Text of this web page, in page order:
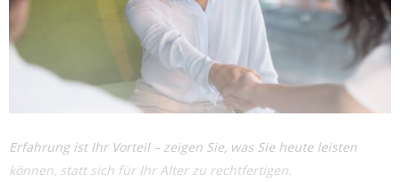
Erfahrung ist Ihr Vorteil – zeigen Sie, was Sie heute leisten
können, statt sich für Ihr Alter zu rechtfertigen.